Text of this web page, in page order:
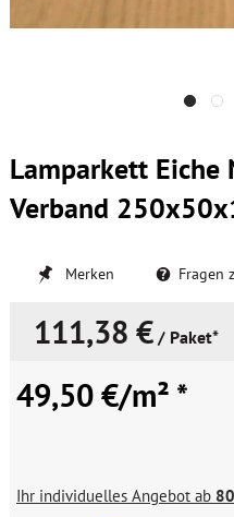
Lamparkett Eiche
Verband
Merken Fragen
111,38 € / Paket*
49,50 €/m² *
Ihr individuelles Angebot ab